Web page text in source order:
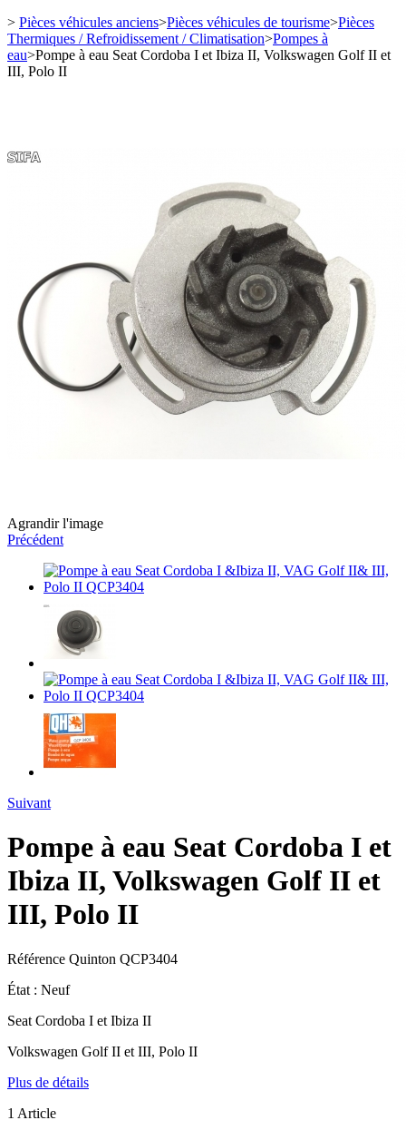
> Pièces véhicules anciens>Pièces véhicules de tourisme>Pièces
Thermiques / Refroidissement / Climatisation>Pompes à
eau>Pompe à eau Seat Cordoba I et Ibiza II, Volkswagen Golf II et
III, Polo II
Agrandir l'image
Précédent
Suivant
Pompe à eau Seat Cordoba I et
Ibiza II, Volkswagen Golf II et
III, Polo II
Référence Quinton QCP3404
État : Neuf
Seat Cordoba I et Ibiza II
Volkswagen Golf II et III, Polo II
Plus de détails
1 Article